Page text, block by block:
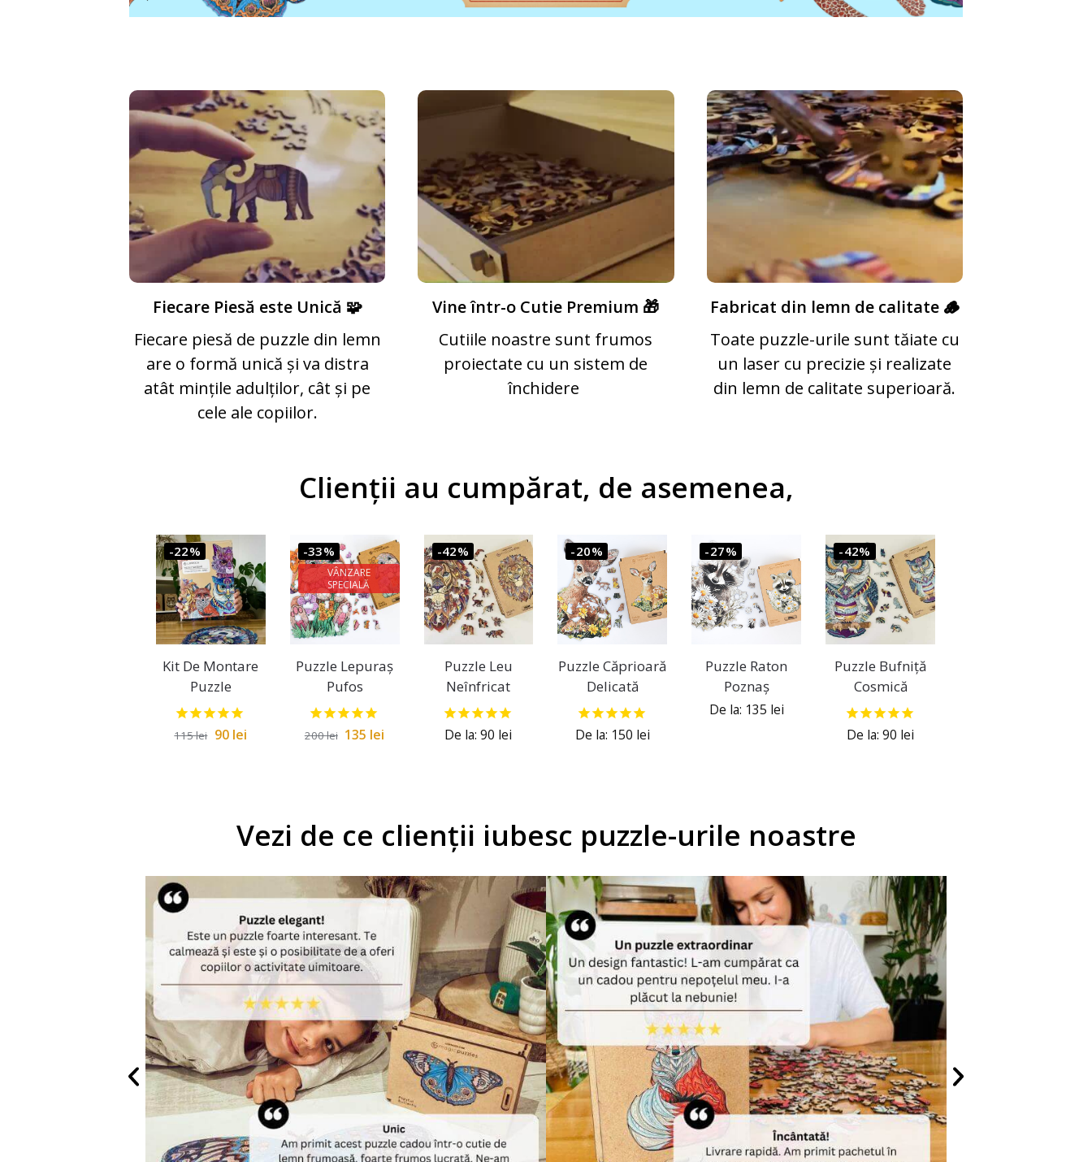
Fiecare Piesă este Unică 🧩
Fiecare piesă de puzzle din lemn
are o formă unică și va distra
atât mințile adulților, cât și pe
cele ale copiilor.
Vine într-o Cutie Premium 🎁
Cutiile noastre sunt frumos
proiectate cu un sistem de
închidere
Fabricat din lemn de calitate 🪵
Toate puzzle-urile sunt tăiate cu
un laser cu precizie și realizate
din lemn de calitate superioară.
Clienții au cumpărat, de asemenea,
-22%
Kit De Montare
Puzzle
115lei 90 lei
-33%
VÂNZARE
SPECIALĂ
Puzzle Lepuraș
Pufos
200lei 135 lei
-42%
Puzzle Leu
Neînfricat
De la:90 lei
-20%
Puzzle Căprioară
Delicată
De la: 150 lei
-27%
Puzzle Raton
Poznaș
De la: 135 lei
-42%
Puzzle Bufniță
Cosmică
De la:90 lei
Vezi de ce clienții iubesc puzzle-urile noastre